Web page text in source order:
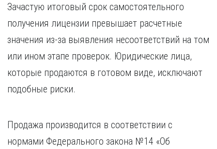
Зачастую итоговый срок самостоятельного
получения лицензии превышает расчетные
значения из-за выявления несоответствий на том
или ином этапе проверок. Юридические лица,
которые продаются в готовом виде, исключают
подобные риски.
Продажа производится в соответствии с
нормами Федерального закона №14 «Об